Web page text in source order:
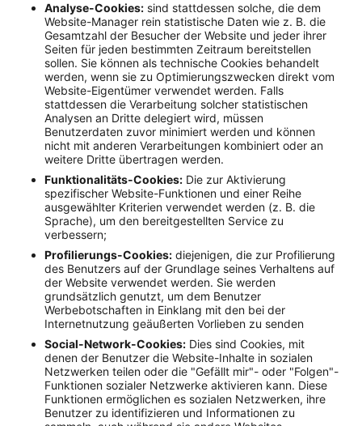
Analyse-Cookies: sind stattdessen solche, die dem
Website-Manager rein statistische Daten wie z. B. die
Gesamtzahl der Besucher der Website und jeder ihrer
Seiten für jeden bestimmten Zeitraum bereitstellen
sollen. Sie können als technische Cookies behandelt
werden, wenn sie zu Optimierungszwecken direkt vom
Website-Eigentümer verwendet werden. Falls
stattdessen die Verarbeitung solcher statistischen
Analysen an Dritte delegiert wird, müssen
Benutzerdaten zuvor minimiert werden und können
nicht mit anderen Verarbeitungen kombiniert oder an
weitere Dritte übertragen werden.
Funktionalitäts-Cookies: Die zur Aktivierung
spezifischer Website-Funktionen und einer Reihe
ausgewählter Kriterien verwendet werden (z. B. die
Sprache), um den bereitgestellten Service zu
verbessern;
Profilierungs-Cookies: diejenigen, die zur Profilierung
des Benutzers auf der Grundlage seines Verhaltens auf
der Website verwendet werden. Sie werden
grundsätzlich genutzt, um dem Benutzer
Werbebotschaften in Einklang mit den bei der
Internetnutzung geäußerten Vorlieben zu senden
Social-Network-Cookies: Dies sind Cookies, mit
denen der Benutzer die Website-Inhalte in sozialen
Netzwerken teilen oder die "Gefällt mir"- oder "Folgen"-
Funktionen sozialer Netzwerke aktivieren kann. Diese
Funktionen ermöglichen es sozialen Netzwerken, ihre
Benutzer zu identifizieren und Informationen zu